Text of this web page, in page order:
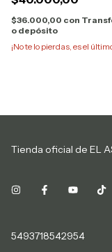
$36.000,00 con
o depósito
¡No te lo pierdas, es el
Tienda oficial de EL
5493718542954